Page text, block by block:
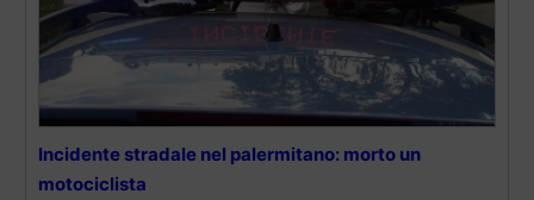
Incidente stradale nel palermitano: morto un
motociclista